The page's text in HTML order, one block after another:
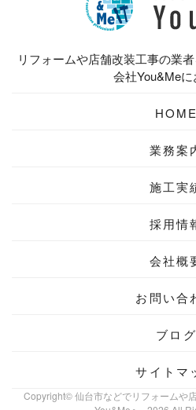
リフォームや店舗改装工事の業
会社You&Me
HOME
業務案
施工実
採用情
会社概
お問い合
ブログ
サイトマ
Copyright© 仙台市などでリフォームや